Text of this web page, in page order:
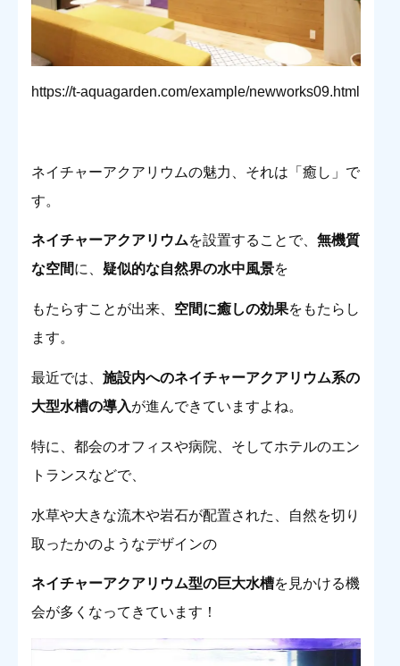
https://t-aquagarden.com/example/newworks09.html
ネイチャーアクアリウムの魅力、それは「癒し」で
す。
ネイチャーアクアリウムを設置することで、 無機質
な空間に、 疑似的な自然界の水中風景を
もたらすことが出来、 空間に癒しの効果をもたらし
ます。
最近では、 施設内へのネイチャーアクアリウム系の
大型水槽の導入が進んできていますよね。
特に、都会のオフィスや病院、そしてホテルのエン
トランスなどで、
水草や大きな流木や岩石が配置された、自然を切り
取ったかのようなデザインの
ネイチャーアクアリウム型の巨大水槽を見かける機
会が多くなってきています！